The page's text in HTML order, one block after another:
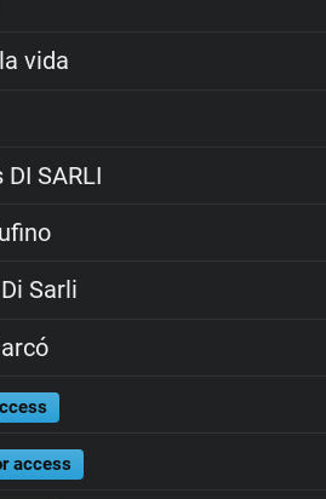
vida
DI SARLI
Sarli
access